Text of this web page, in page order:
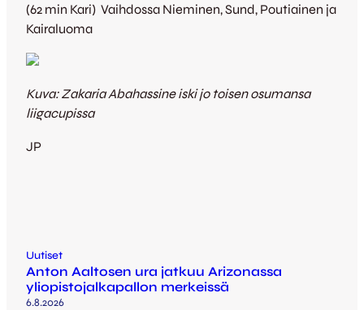
(62 min Kari) Vaihdossa Nieminen, Sund, Poutiainen ja
Kairaluoma
Kuva: Zakaria Abahassine iski jo toisen osumansa
liigacupissa
JP
Uutiset
Anton Aaltosen ura jatkuu Arizonassa
yliopistojalkapallon merkeissä
6.8.2026